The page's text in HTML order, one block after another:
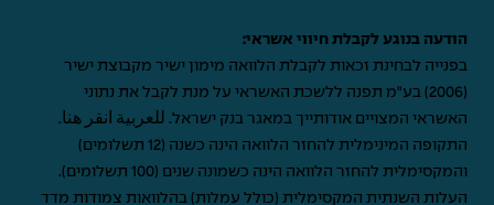
הודעה בנוגע לקבלת חיווי אשראי:
בפנייה לבחינת זכאות לקבלת הלוואה מימון ישיר מקבוצת ישיר
(2006) בע"מ תפנה ללשכת האשראי על מנת לקבל את נתוני
האשראי המצויים אודותייך במאגר בנק ישראל. للعربية انقر هنا.
התקופה המינימלית להחזר הלוואה הינה כשנה (12 תשלומים)
והמקסימלית להחזר הלוואה הינה כשמונה שנים (100 תשלומים).
העלות השנתית המקסימלית (כולל עמלות) בהלוואות צמודות מדד